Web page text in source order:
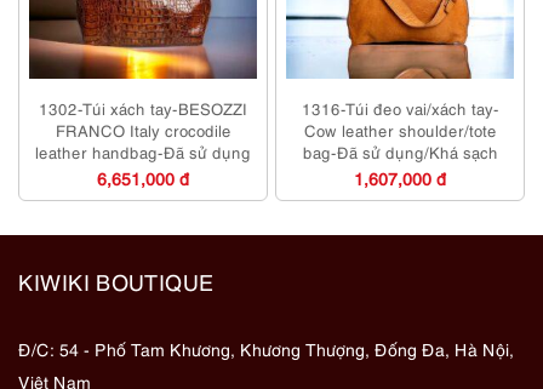
1302-Túi xách tay-BESOZZI
FRANCO Italy crocodile
leather handbag-Đã sử dụng
6,651,000 đ
1316-Túi đeo vai/xách tay-
Cow leather shoulder/tote
bag-Đã sử dụng/Khá sạch
1,607,000 đ
KIWIKI BOUTIQUE
Đ/C: 54 - Phố Tam Khương, Khương Thượng, Đống Đa, Hà Nội,
Việt Nam